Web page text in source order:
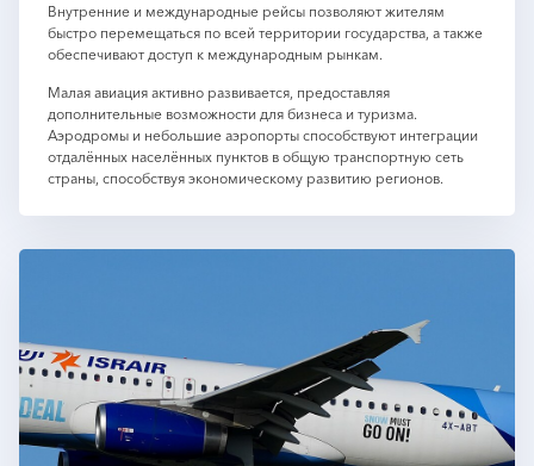
Внутренние и международные рейсы позволяют жителям
быстро перемещаться по всей территории государства, а также
обеспечивают доступ к международным рынкам.
Малая авиация активно развивается, предоставляя
дополнительные возможности для бизнеса и туризма.
Аэродромы и небольшие аэропорты способствуют интеграции
отдалённых населённых пунктов в общую транспортную сеть
страны, способствуя экономическому развитию регионов.